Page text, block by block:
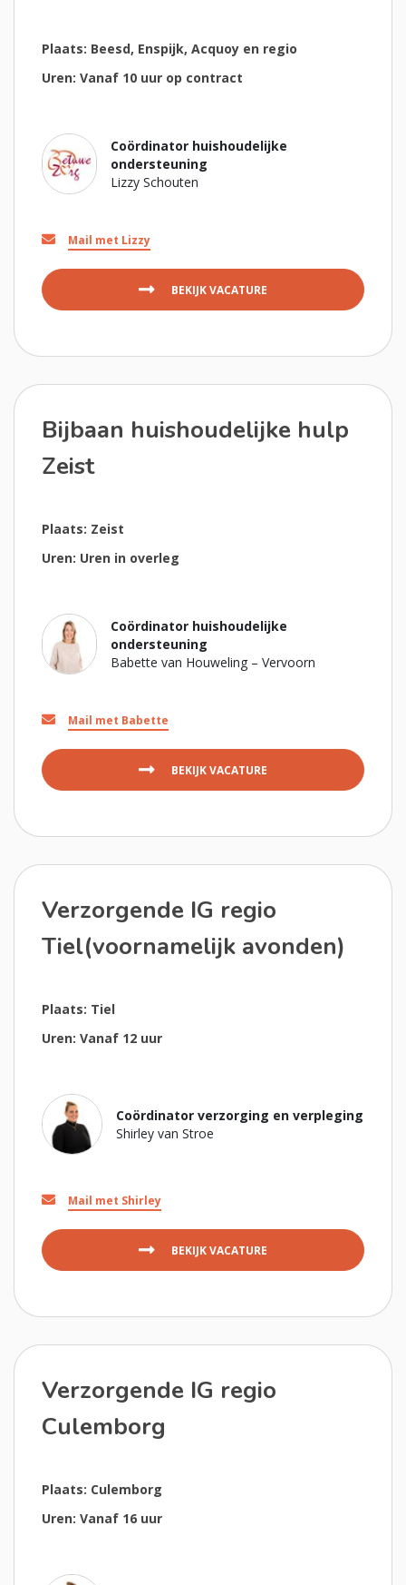
Plaats: Beesd, Enspijk, Acquoy en regio
Uren: Vanaf 10 uur op contract
Coördinator huishoudelijke
ondersteuning
Lizzy Schouten
BEKIJK VACATURE
Mail met Lizzy
Bijbaan huishoudelijke hulp
Zeist
Plaats: Zeist
Uren: Uren in overleg
Coördinator huishoudelijke
ondersteuning
Babette van Houweling – Vervoorn
BEKIJK VACATURE
Mail met Babette
Verzorgende IG regio
Tiel(voornamelijk avonden)
Plaats: Tiel
Uren: Vanaf 12 uur
Coördinator verzorging en verpleging
Shirley van Stroe
BEKIJK VACATURE
Mail met Shirley
Verzorgende IG regio
Culemborg
Plaats: Culemborg
Uren: Vanaf 16 uur